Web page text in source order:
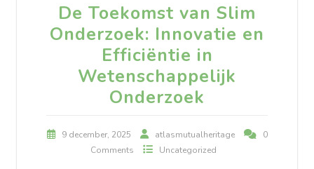
De Toekomst van Slim
Onderzoek: Innovatie en
Efficiëntie in
Wetenschappelijk
Onderzoek
9 december, 2025 atlasmutualheritage
0
Comments
Uncategorized